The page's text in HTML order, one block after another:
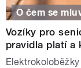
O čem se
Vozíky pro
pravidla platí a